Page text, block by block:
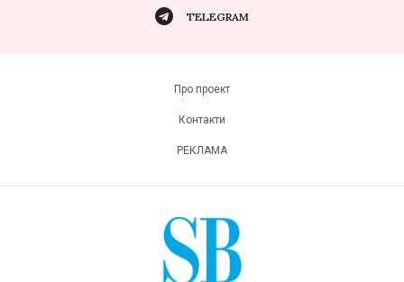
TELEGRAM
Про проект
Контакти
РЕКЛАМА